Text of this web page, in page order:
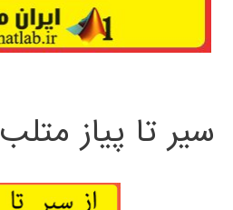
سیر تا پیاز متلب MATLAB